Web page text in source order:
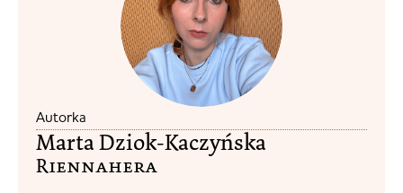
Autorka
Marta Dziok-Kaczyńska
Riennahera​